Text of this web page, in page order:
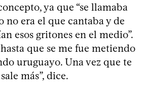
ya que “se llamaba
no era el que cantaba y de
esos gritones en el medio”.
que se me fue metiendo
uruguayo. Una vez que te
más”, dice.